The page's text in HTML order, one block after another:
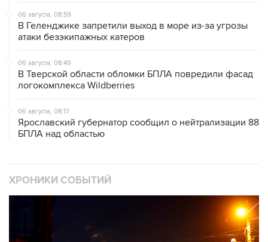
атаки безэкипажных катеров
06 августа, 08:49
логокомплекса Wildberries
06 августа, 08:17
БПЛА над областью